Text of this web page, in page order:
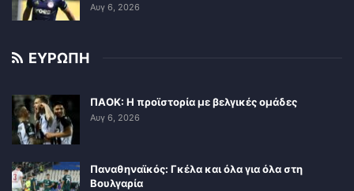
Αυγ 6, 2026
ΕΥΡΩΠΗ
ΠΑΟΚ: Η προϊστορία με βελγικές ομάδες
Αυγ 6, 2026
Παναθηναϊκός: Γκέλα και όλα για όλα στη
Βουλγαρία